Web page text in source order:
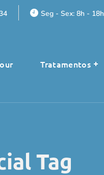
Seg - Sex: 8h - 18h
Tratamentos
Tag